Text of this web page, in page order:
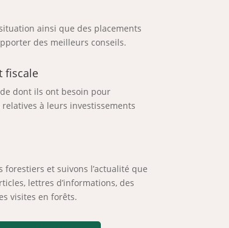
ainsi que des placements
des meilleurs conseils.
fiscale
dont ils ont besoin pour
relatives à leurs investissements
et suivons l’actualité que
lettres d’informations, des
visites en forêts.